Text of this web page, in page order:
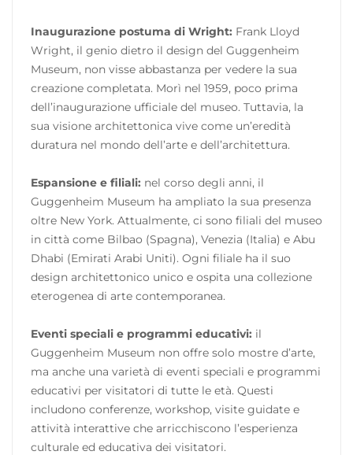
Inaugurazione postuma di Wright: Frank Lloyd
Wright, il genio dietro il design del Guggenheim
Museum, non visse abbastanza per vedere la sua
creazione completata. Morì nel 1959, poco prima
dell’inaugurazione ufficiale del museo. Tuttavia, la
sua visione architettonica vive come un’eredità
duratura nel mondo dell’arte e dell’architettura.
Espansione e filiali: nel corso degli anni, il
Guggenheim Museum ha ampliato la sua presenza
oltre New York. Attualmente, ci sono filiali del museo
in città come Bilbao (Spagna), Venezia (Italia) e Abu
Dhabi (Emirati Arabi Uniti). Ogni filiale ha il suo
design architettonico unico e ospita una collezione
eterogenea di arte contemporanea.
Eventi speciali e programmi educativi: il
Guggenheim Museum non offre solo mostre d’arte,
ma anche una varietà di eventi speciali e programmi
educativi per visitatori di tutte le età. Questi
includono conferenze, workshop, visite guidate e
attività interattive che arricchiscono l’esperienza
culturale ed educativa dei visitatori.